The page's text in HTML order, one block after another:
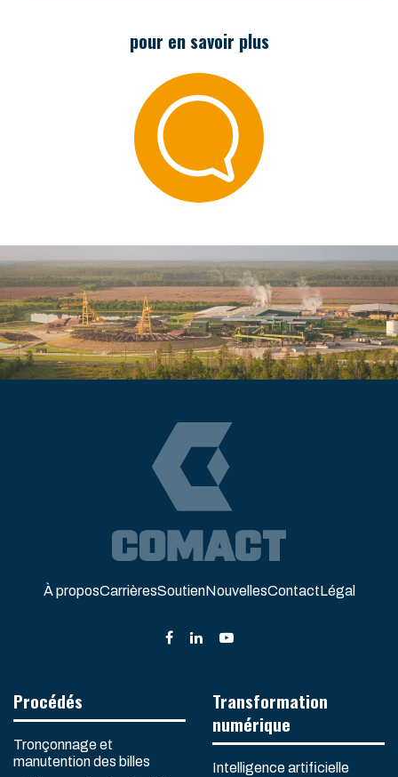
pour en savoir plus
À proposCarrièresSoutienNouvellesContactLégal
Procédés
Tronçonnage et
manutention des billes
Transformation
numérique
Intelligence artificielle